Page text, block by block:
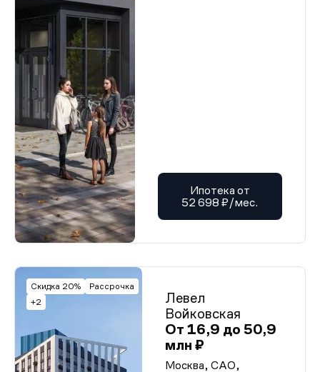
Ипотека от
52 698 ₽/мес.
Скидка 20%
Рассрочка
+2
Левел
Войковская
От 16,9 до 50,9
млн ₽
Москва, САО,